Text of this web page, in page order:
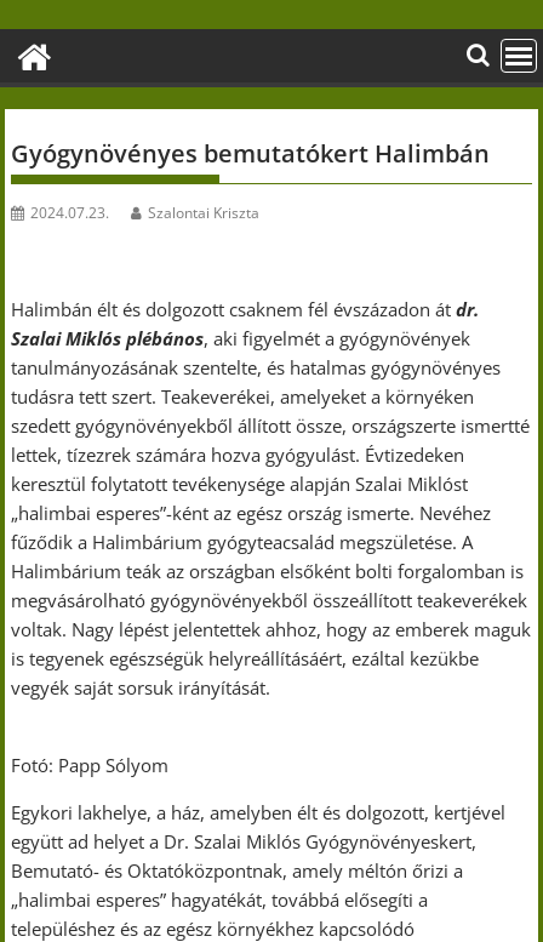
content
Gyógynövényes bemutatókert Halimbán
2024.07.23. Szalontai Kriszta
Halimbán élt és dolgozott csaknem fél évszázadon átdr.
Szalai Miklós plébános, aki figyelmét a gyógynövények
tanulmányozásának szentelte, és hatalmas gyógynövényes
tudásra tett szert. Teakeverékei, amelyeket a környéken
szedett gyógynövényekből állított össze, országszerte ismertté
lettek, tízezrek számára hozva gyógyulást. Évtizedeken
keresztül folytatott tevékenysége alapján Szalai Miklóst
„halimbai esperes”-ként az egész ország ismerte. Nevéhez
fűződik a Halimbárium gyógyteacsalád megszületése. A
Halimbárium teák az országban elsőként bolti forgalomban is
megvásárolható gyógynövényekből összeállított teakeverékek
voltak. Nagy lépést jelentettek ahhoz, hogy az emberek maguk
is tegyenek egészségük helyreállításáért, ezáltal kezükbe
vegyék saját sorsuk irányítását.
Fotó: Papp Sólyom
Egykori lakhelye, a ház, amelyben élt és dolgozott, kertjével
együtt ad helyet a Dr. Szalai Miklós Gyógynövényeskert,
Bemutató- és Oktatóközpontnak, amely méltón őrizi a
„halimbai esperes” hagyatékát, továbbá elősegíti a
településhez és az egész környékhez kapcsolódó